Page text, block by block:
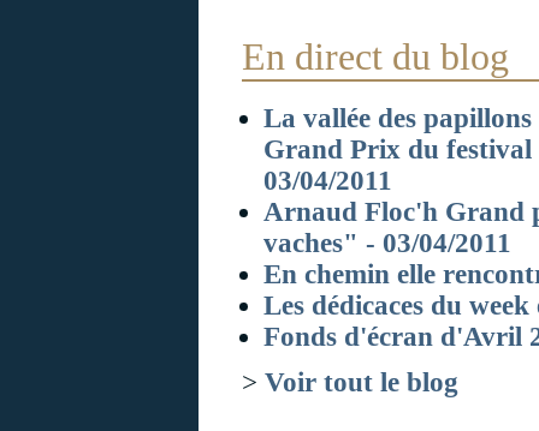
En direct du blog
La vallée des
Grand Prix du
03/04/2011
Arnaud Floc'h Grand
vaches" - 03/04/2011
En chemin elle
Les dédicaces du
Fonds d'écran d'Avril
> Voir tout le blog